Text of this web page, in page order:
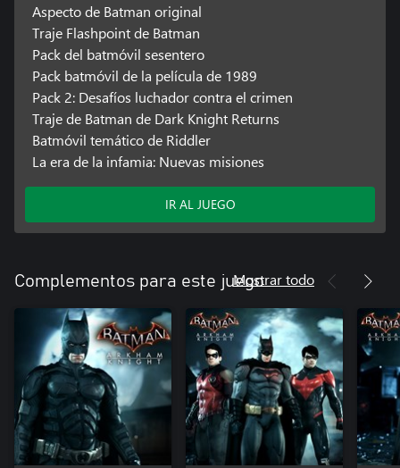
Aspecto de Batman original
Traje Flashpoint de Batman
Pack del batmóvil sesentero
Pack batmóvil de la película de 1989
Pack 2: Desafíos luchador contra el crimen
Traje de Batman de Dark Knight Returns
Batmóvil temático de Riddler
La era de la infamia: Nuevas misiones
IR AL JUEGO
Complementos para este juegoMostrar todo